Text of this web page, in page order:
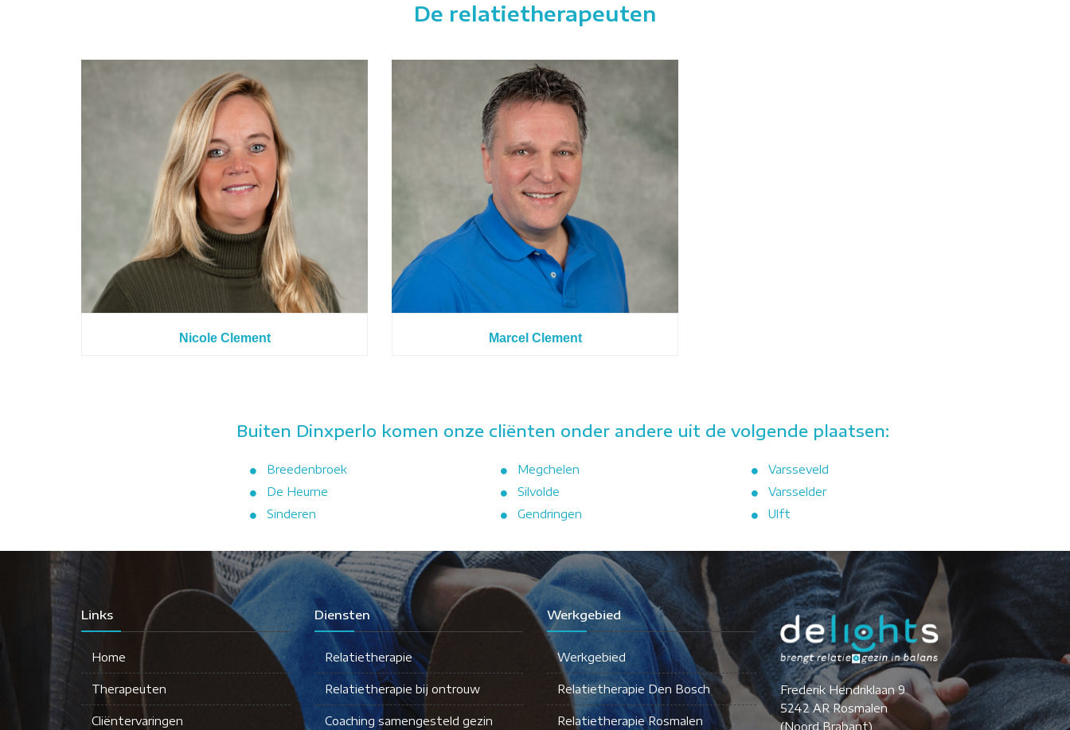
De relatietherapeuten
Nicole Clement Marcel Clement
Buiten Dinxperlo komen onze cliënten onder andere uit de volgende plaatsen:
Breedenbroek
De Heurne
Sinderen
Megchelen
Silvolde
Gendringen
Varsseveld
Varsselder
Ulft
Links
Home
Therapeuten
Cliëntervaringen
Diensten
Relatietherapie
Relatietherapie bij ontrouw
Coaching samengesteld gezin
Werkgebied
Werkgebied
Relatietherapie Den Bosch
Relatietherapie Rosmalen
Frederik Hendriklaan 9
5242 AR Rosmalen
(Noord Brabant)